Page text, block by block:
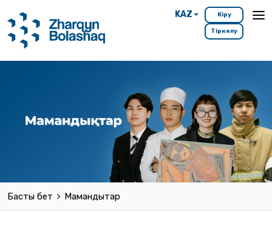
KAZ Кіру
Тіркелу
Басты бет Мамандықтар